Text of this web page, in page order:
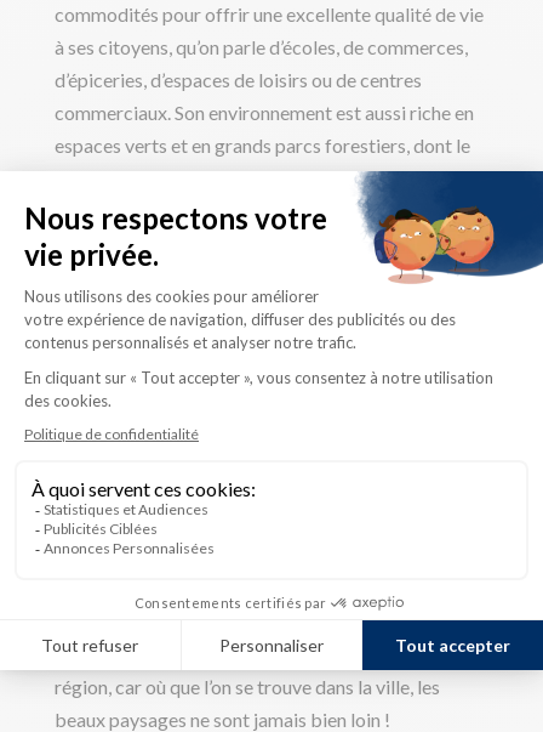
commodités pour offrir une excellente qualité de vie
à ses citoyens, qu’on parle d’écoles, de commerces,
d’épiceries, d’espaces de loisirs ou de centres
commerciaux. Son environnement est aussi riche en
espaces verts et en grands parcs forestiers, dont le
Parc du Domaine Vert et le Bois de Belle-Rivière.
En ce qui concerne le logement, on trouve à Mirabel
desmaisons neuves des cottagesà prix
accessible, construites dans des secteurs de choix.
Des projets domiciliaires de qualité trouvent leur
souhaitent s’y installer ! Ces nouveaux
développements misent sur le haut de gamme, tout
Les nombreuses activités
Plusieurs terrains de golf se trouvent sur le vaste
le Club de golf Le Sélect de Mirabel. Cette activité
permet de profiter du plein air, un attrait majeur de la
région, car où que l’on se trouve dans la ville, les
beaux paysages ne sont jamais bien loin !